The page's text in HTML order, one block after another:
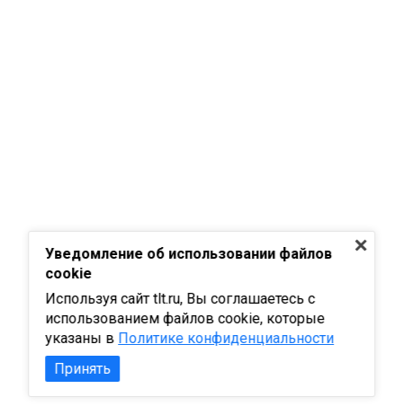
Уведомление об использовании файлов
cookie
Используя сайт tlt.ru, Вы соглашаетесь с
использованием файлов cookie, которые
указаны в Политике конфиденциальности
Принять